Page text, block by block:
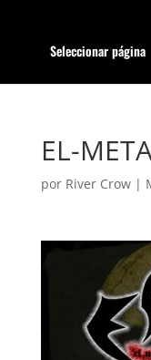
Seleccionar página
EL-
por River Crow|